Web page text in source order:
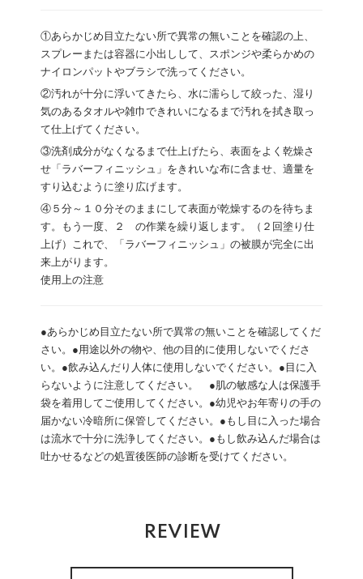
①あらかじめ目立たない所で異常の無いことを確認の上、
スプレーまたは容器に小出しして、スポンジや柔らかめの
ナイロンパットやブラシで洗ってください。
②汚れが十分に浮いてきたら、水に濡らして絞った、湿り
気のあるタオルや雑巾できれいになるまで汚れを拭き取っ
て仕上げてください。
③洗剤成分がなくなるまで仕上げたら、表面をよく乾燥さ
せ「ラバーフィニッシュ」をきれいな布に含ませ、適量を
すり込むように塗り広げます。
④５分～１０分そのままにして表面が乾燥するのを待ちま
す。もう一度、２ の作業を繰り返します。（２回塗り仕
上げ）これで、「ラバーフィニッシュ」の被膜が完全に出
来上がります。
使用上の注意
●あらかじめ目立たない所で異常の無いことを確認してくだ
さい。●用途以外の物や、他の目的に使用しないでくださ
い。●飲み込んだり人体に使用しないでください。●目に入
らないように注意してください。 ●肌の敏感な人は保護手
袋を着用してご使用してください。●幼児やお年寄りの手の
届かない冷暗所に保管してください。●もし目に入った場合
は流水で十分に洗浄してください。●もし飲み込んだ場合は
吐かせるなどの処置後医師の診断を受けてください。
REVIEW